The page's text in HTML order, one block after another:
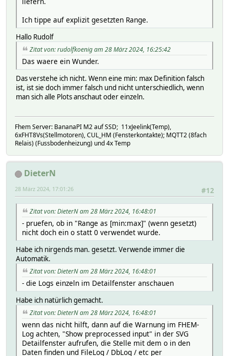
Ich tippe auf explizit gesetzten Range.
Hallo Rudolf
Zitat von: rudolfkoenig am 28 März 2024, 16:25:42
Das waere ein Wunder.
Das verstehe ich nicht. Wenn eine min: max Definition falsch
ist, ist sie doch immer falsch und nicht unterschiedlich, wenn
man sich alle Plots anschaut oder einzeln.
Fhem Server: BananaPI M2 auf SSD; 11xJeelink(Temp),
6xFHT8Vs(Stellmotoren), CUL_HM (Fensterkontakte); MQTT2 (8fach
Relais) (Fussbodenheizung) und 4x Temp
DieterN
#12
28 März 2024, 17:01:26
Zitat von: DieterN am 28 März 2024, 16:48:01
- pruefen, ob in "Range as [min:max]" (wenn gesetzt)
nicht doch ein o statt 0 verwendet wurde.
Habe ich nirgends man. gesetzt. Verwende immer die
Automatik.
Zitat von: DieterN am 28 März 2024, 16:48:01
- die Logs einzeln im Detailfenster anschauen
Habe ich natürlich gemacht.
Zitat von: DieterN am 28 März 2024, 16:48:01
wenn das nicht hilft, dann auf die Warnung im FHEM-
Log achten, "Show preprocessed input" in der SVG
Detailfenster aufrufen, die Stelle mit dem o in den
Daten finden und FileLog / DbLog / etc per